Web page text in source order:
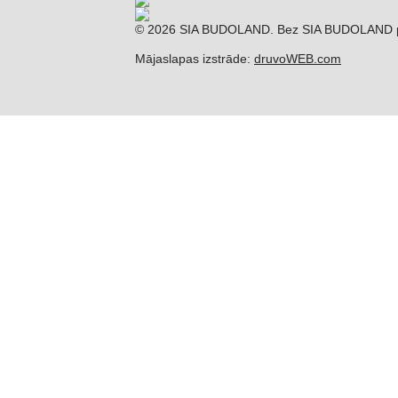
© 2026 SIA BUDOLAND. Bez SIA
Mājaslapas izstrāde: druvoWEB.com